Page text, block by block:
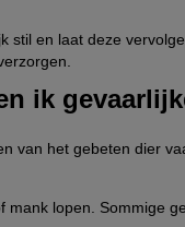
stil en laat deze
ik
van het gebeten dier
mank lopen. Sommige